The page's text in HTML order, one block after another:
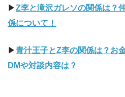
▶︎Z李と滝沢ガレソの関係は？
係について！
▶︎青汁王子とZ李の関係は？お
DMや対談内容は？